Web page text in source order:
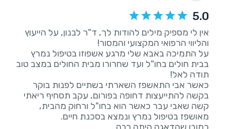
5.0
אין לי מספיק מילים להודות לך, ד"ר לבנון, על הייעוץ
על התמיכה באבא שלי מרגע אשפוזו בטיפול נמרץ
בבית חולים בחו"ל ועד שחרורו מבית החולים במצב טוב
כאשר אבי התאשפז השארתי בשתיים לפנות בוקר
בקשה להתייעצות דחופה בפורום, עקב תסחיף ריאתי
קשה שאבי עבר כאשר הוא בחו"ל ורחוק מהבית,